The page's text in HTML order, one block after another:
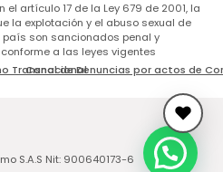
artículo 17 de la Ley 679 de 2001, la
la explotación y el abuso sexual de
son sancionados penal y
a las leyes vigentes
Transnacional
Canal de Denuncias por actos de
S.A.S Nit: 900640173-6